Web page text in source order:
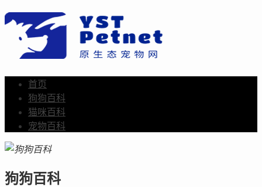
首页
狗狗百科
猫咪百科
宠物百科
狗狗百科